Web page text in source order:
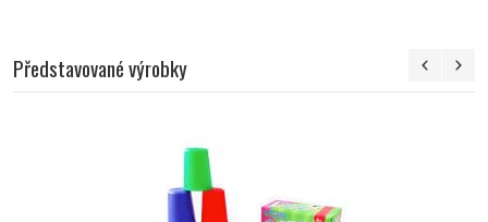
Představované výrobky